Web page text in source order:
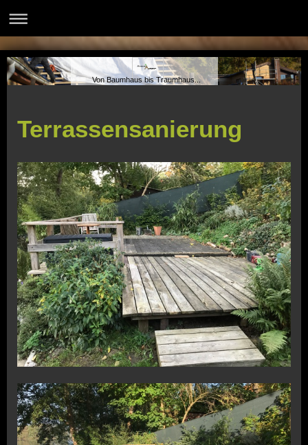
Von Baumhaus bis Traumhaus...
Terrassensanierung